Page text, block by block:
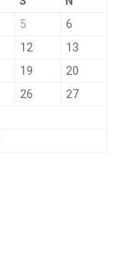
5
6
12
13
19
20
26
27